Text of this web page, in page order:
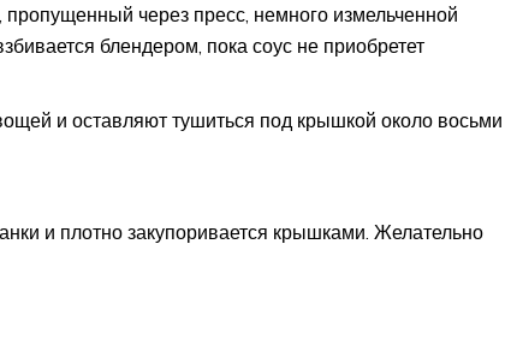
пропущенный через пресс, немного измельченной
блендером, пока соус не приобретет
и оставляют тушиться под крышкой около восьми
и плотно закупоривается крышками. Желательно